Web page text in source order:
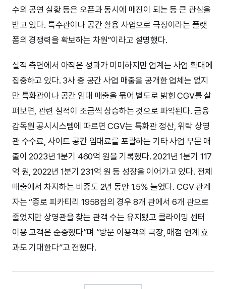
수의 공연 실황 등은 오픈과 동시에 매진이 되는 등 큰 관심을
받고 있다. 특수관이나 공간 활용 사업으로 극장이라는 플랫
폼의 경쟁력을 확보하는 차원”이라고 설명했다.
실적 측면에서 아직은 성과가 미미하지만 업계는 사업 확대에
집중하고 있다. 3사 중 공간 사업 매출을 공개한 업체는 없지
만 특화관이나 공간 임대 매출을 묶어 별도로 밝힌 CGV를 살
펴보면, 관련 실적이 조금씩 상승하는 것으로 파악된다. 금융
감독원 공시시스템에 따르면 CGV는 특화관 정산, 위탁 상영
관 수수료, 사이트 공간 임대료를 포괄하는 기타 사업 부문 매
출이 2023년 1분기 460억 원을 기록했다. 2021년 1분기 117
억 원, 2022년 1분기 231억 원 등 성장을 이어가고 있다. 전체
매출에서 차지하는 비중도 2년 동안 1.5% 늘었다. CGV 관계
자는 “종로 피카티리 1958점의 경우 8개 관에서 6개 관으로
줄었지만 상영관을 찾는 관객 수는 유지됐고 클라이밍 센터
이용 고객은 순증했다”며 “방문 이용객의 극장, 매점 연계 효
과도 기대한다”고 전했다.